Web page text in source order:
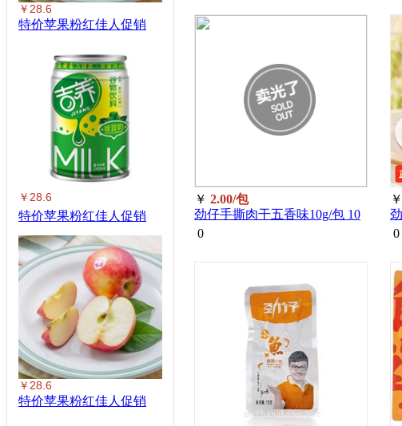
￥28.6
特价苹果粉红佳人促销
￥28.6
特价苹果粉红佳人促销
￥28.6
特价苹果粉红佳人促销
￥ 2.00/包
劲仔手撕肉干五香味10g/包 10
0
￥
0